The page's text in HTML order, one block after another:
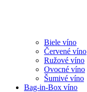
Biele víno
Červené víno
Ružové víno
Ovocné víno
Šumivé víno
Bag-in-Box víno